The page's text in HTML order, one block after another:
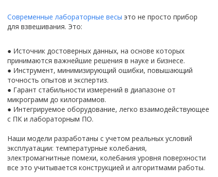
Современные лабораторные весы это не просто прибор
для взвешивания. Это:
● Источник достоверных данных, на основе которых
принимаются важнейшие решения в науке и бизнесе.
● Инструмент, минимизирующий ошибки, повышающий
точность опытов и экспертиз.
● Гарант стабильности измерений в диапазоне от
микрограмм до килограммов.
● Интегрируемое оборудование, легко взаимодействующее
с ПК и лабораторным ПО.
Наши модели разработаны с учетом реальных условий
эксплуатации: температурные колебания,
электромагнитные помехи, колебания уровня поверхности
все это учитывается конструкцией и алгоритмами работы.